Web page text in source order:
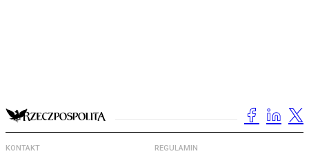
KONTAKT REGULAMIN